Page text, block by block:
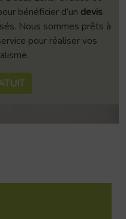
bénéficier d’un devis
Nous sommes prêts à
pour réaliser vos